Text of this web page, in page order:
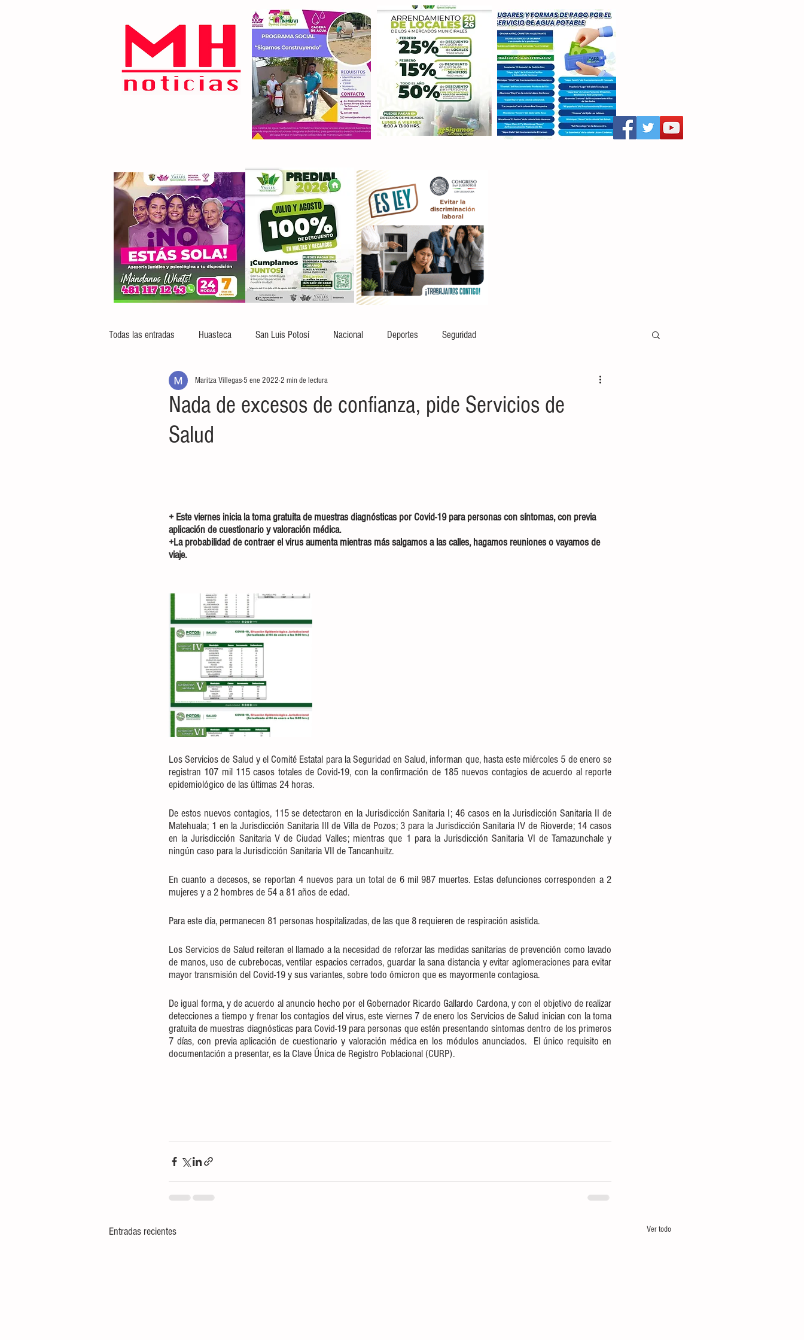
Todas las entradas Huasteca San Luis Potosí Nacional Deportes Seguridad
Nada de excesos de confianza, pide Servicios de
Salud
Maritza Villegas5 ene 2022 2 min de lectura
+ Este viernes inicia la toma gratuita de muestras diagnósticas por Covid-19 para personas con síntomas, con previa
aplicación de cuestionario y valoración médica.
+La probabilidad de contraer el virus aumenta mientras más salgamos a las calles, hagamos reuniones o vayamos de
viaje.
Los Servicios de Salud y el Comité Estatal para la Seguridad en Salud, informan que, hasta este miércoles 5 de enero se
registran 107 mil 115 casos totales de Covid-19, con la confirmación de 185 nuevos contagios de acuerdo al reporte
epidemiológico de las últimas 24 horas.
De estos nuevos contagios, 115 se detectaron en la Jurisdicción Sanitaria I; 46 casos en la Jurisdicción Sanitaria II de
Matehuala; 1 en la Jurisdicción Sanitaria III de Villa de Pozos; 3 para la Jurisdicción Sanitaria IV de Rioverde; 14 casos
en la Jurisdicción Sanitaria V de Ciudad Valles; mientras que 1 para la Jurisdicción Sanitaria VI de Tamazunchale y
ningún caso para la Jurisdicción Sanitaria VII de Tancanhuitz.
En cuanto a decesos, se reportan 4 nuevos para un total de 6 mil 987 muertes. Estas defunciones corresponden a 2
mujeres y a 2 hombres de 54 a 81 años de edad.
Para este día, permanecen 81 personas hospitalizadas, de las que 8 requieren de respiración asistida.
Los Servicios de Salud reiteran el llamado a la necesidad de reforzar las medidas sanitarias de prevención como lavado
de manos, uso de cubrebocas, ventilar espacios cerrados, guardar la sana distancia y evitar aglomeraciones para evitar
mayor transmisión del Covid-19 y sus variantes, sobre todo ómicron que es mayormente contagiosa.
De igual forma, y de acuerdo al anuncio hecho por el Gobernador Ricardo Gallardo Cardona, y con el objetivo de realizar
detecciones a tiempo y frenar los contagios del virus, este viernes 7 de enero los Servicios de Salud inician con la toma
gratuita de muestras diagnósticas para Covid-19 para personas que estén presentando síntomas dentro de los primeros
7 días, con previa aplicación de cuestionario y valoración médica en los módulos anunciados.  El único requisito en
documentación a presentar, es la Clave Única de Registro Poblacional (CURP).
Entradas recientes Ver todo